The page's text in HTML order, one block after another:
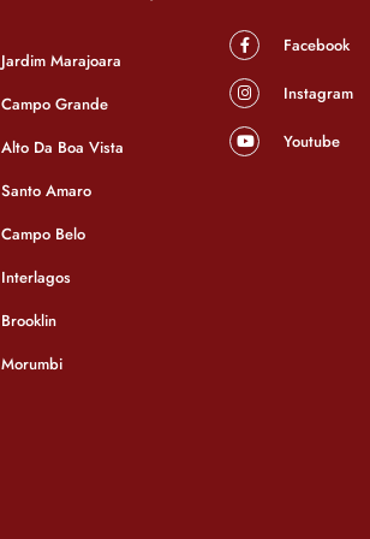
Jardim Marajoara
Campo Grande
Alto Da Boa Vista
Santo Amaro
Campo Belo
Interlagos
Brooklin
Morumbi
Facebook
Instagram
Youtube